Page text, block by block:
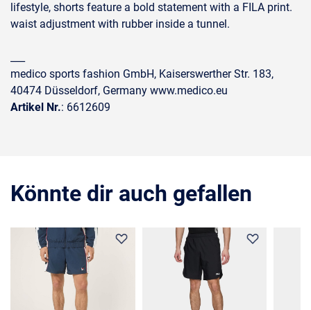
lifestyle, shorts feature a bold statement with a FILA print.
waist adjustment with rubber inside a tunnel.
medico sports fashion GmbH, Kaiserswerther Str. 183,
40474 Düsseldorf, Germany www.medico.eu
Artikel Nr.: 6612609
Könnte dir auch gefallen